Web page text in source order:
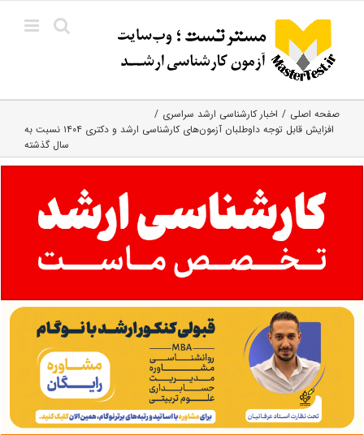
content
صفحه اصلی
اخبار کارشناسی ارشد سراسری
افزایش قابل توجه داوطلبان آزمون‌های کارشناسی ارشد و دکتری ۱۴۰۴ نسبت به
سال گذشته